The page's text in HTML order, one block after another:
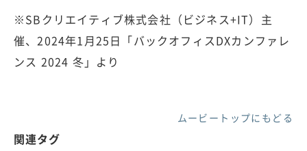
※SBクリエイティブ株式会社（ビジネス+IT）主
催、2024年1月25日「バックオフィスDXカンファレ
ンス 2024 冬」より
ムービートップにもどる
関連タグ